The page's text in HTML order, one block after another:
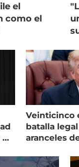
el
como el
Veinticinco
batalla
aranceles